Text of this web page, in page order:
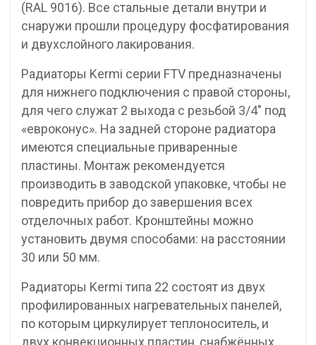
(RAL 9016). Все стальные детали внутри и
снаружи прошли процедуру фосфатирования
и двухслойного лакирования.
Радиаторы Kermi серии FTV предназначены
для нижнего подключения с правой стороны,
для чего служат 2 выхода с резьбой 3/4″ под
«евроконус». На задней стороне радиатора
имеются специальные приваренные
пластины. Монтаж рекомендуется
производить в заводской упаковке, чтобы не
повредить прибор до завершения всех
отделочных работ. Кронштейны можно
установить двумя способами: на расстоянии
30 или 50 мм.
Радиаторы Kermi типа 22 состоят из двух
профилированных нагревательных панелей,
по которым циркулирует теплоноситель, и
двух конвекционных пластин, снабжённых